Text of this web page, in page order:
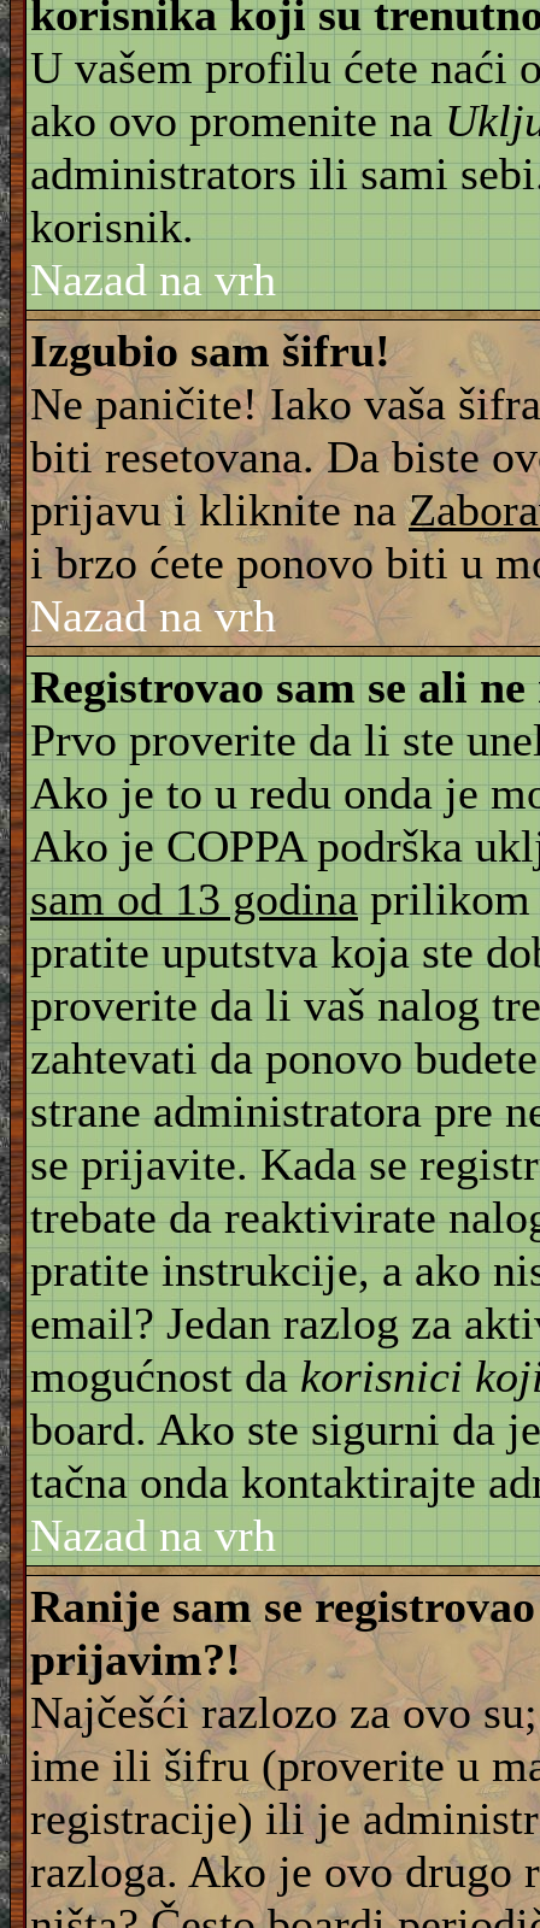
korisnika koji su
U vašem profilu ćete naći
ako ovo promenite na
administrators ili sami
korisnik.
Nazad na vrh
Izgubio sam šifru!
Ne paničite! Iako vaša
biti resetovana. Da biste
prijavu i kliknite na
i brzo ćete ponovo biti u
Nazad na vrh
Registrovao sam se ali
Prvo proverite da li ste
Ako je to u redu onda je
Ako je COPPA podrška
sam od 13 godinaprilikom
pratite uputstva koja ste
proverite da li vaš nalog
zahtevati da ponovo
strane administratora pre
se prijavite. Kada se
trebate da reaktivirate
pratite instrukcije, a ako
email? Jedan razlog za
mogućnost dakorisnici
board. Ako ste sigurni da
tačna onda kontaktirajte
Nazad na vrh
Ranije sam se
prijavim?!
Najčešći razlozo za ovo
ime ili šifru (proverite u
registracije) ili je
razloga. Ako je ovo drugo